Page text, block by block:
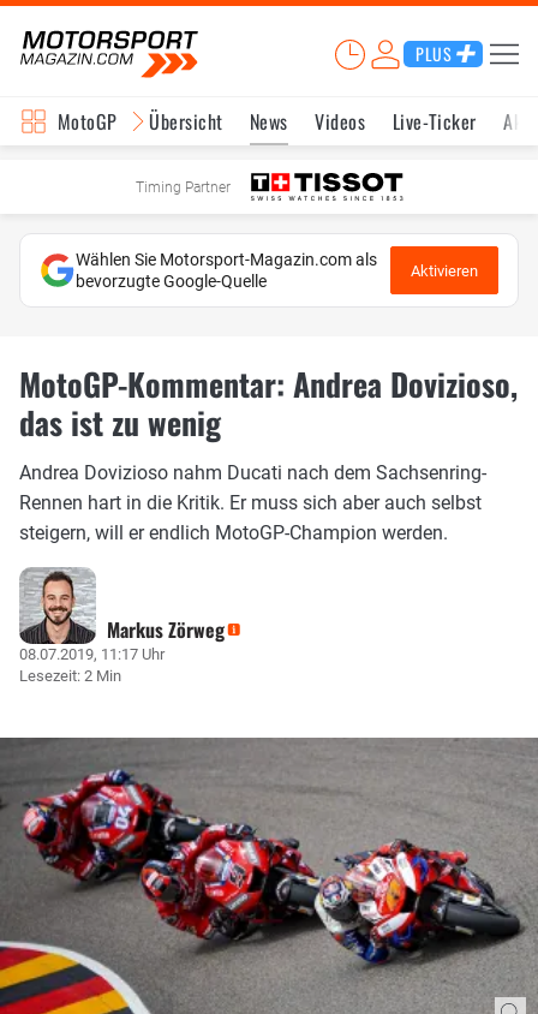
PLUS
MotoGP Übersicht News Videos Live-Ticker
Timing Partner
Wählen Sie Motorsport-Magazin.com als
bevorzugte Google-Quelle
Aktivieren
MotoGP-Kommentar: Andrea Dovizioso,
das ist zu wenig
Andrea Dovizioso nahm Ducati nach dem Sachsenring-
Rennen hart in die Kritik. Er muss sich aber auch selbst
steigern, will er endlich MotoGP-Champion werden.
Markus Zörweg
08.07.2019, 11:17 Uhr
Lesezeit: 2 Min